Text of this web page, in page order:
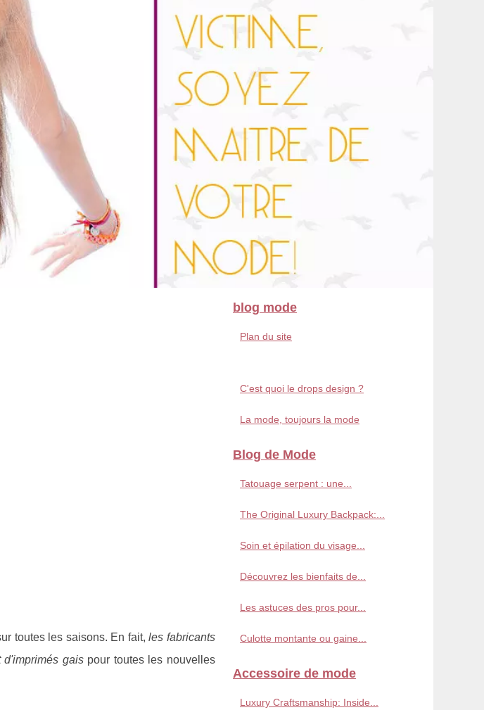
toutes les saisons. En fait,les fabricants
d'imprimés gaispour toutes les nouvelles
blog mode
Plan du site
C'est quoi le drops design ?
La mode, toujours la mode
Blog de Mode
Tatouage serpent : une...
The Original Luxury Backpack:...
Soin et épilation du visage...
Découvrez les bienfaits de...
Les astuces des pros pour...
Culotte montante ou gaine...
Accessoire de mode
Luxury Craftsmanship: Inside...